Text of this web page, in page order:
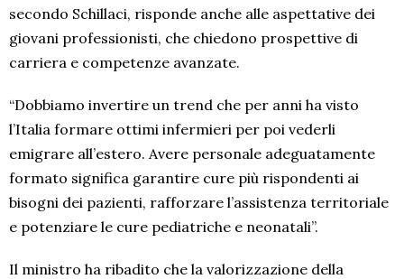
secondo Schillaci, risponde anche alle aspettative dei
giovani professionisti, che chiedono prospettive di
carriera e competenze avanzate.
“Dobbiamo invertire un trend che per anni ha visto
l’Italia formare ottimi infermieri per poi vederli
emigrare all’estero. Avere personale adeguatamente
formato significa garantire cure più rispondenti ai
bisogni dei pazienti, rafforzare l’assistenza territoriale
e potenziare le cure pediatriche e neonatali”.
Il ministro ha ribadito che la valorizzazione della